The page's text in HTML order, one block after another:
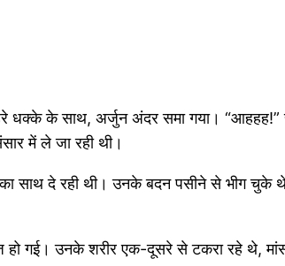
धक्के के साथ, अर्जुन अंदर समा गया। “आहहह!”
में ले जा रही थी।
साथ दे रही थी। उनके बदन पसीने से भीग
हो गई। उनके शरीर एक-दूसरे से टकरा रहे थे,